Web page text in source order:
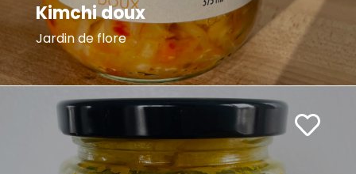
Kimchi doux
Jardin de flore